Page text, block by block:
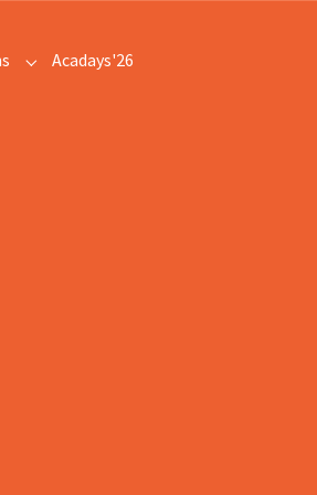
Submenu for "Communications"
Acadays'26